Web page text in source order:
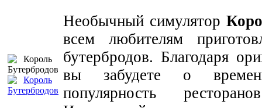
Необычный симулятор
всем любителям
бутербродов. Благодаря
вы забудете о
популярность